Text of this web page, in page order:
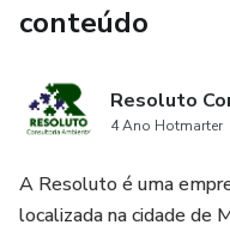
conteúdo
Resoluto
4 Ano Hotmarter
A Resoluto é uma
localizada na cidade de